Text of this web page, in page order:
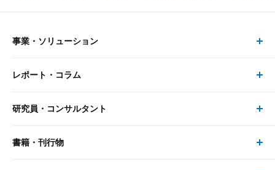
事業・ソリューション
事業・ソリューション トップ
リサーチ
レポート・コラム
レポート・コラム トップ
最新のレポート・コラム
研究員・コンサルタント
研究員・コンサルタント トップ
書籍・刊行物